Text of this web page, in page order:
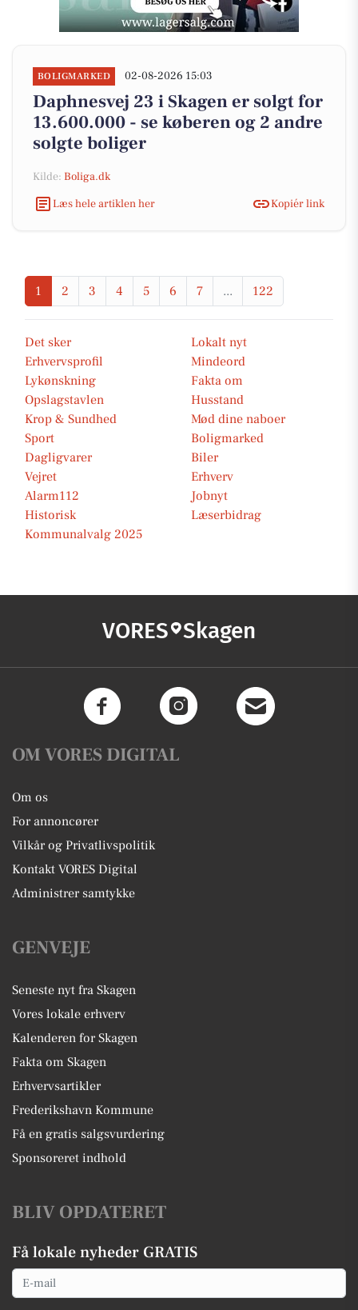
BOLIGMARKED 02-08-2026 15:03
Daphnesvej 23 i Skagen er solgt for
13.600.000 - se køberen og 2 andre
solgte boliger
Kilde: Boliga.dk
Læs hele artiklen her
Kopiér link
1 2 3 4 5 6 7 ... 122
Det sker
Lokalt nyt
Erhvervsprofil
Mindeord
Lykønskning
Fakta om
Opslagstavlen
Husstand
Krop & Sundhed
Mød dine naboer
Sport
Boligmarked
Dagligvarer
Biler
Vejret
Erhverv
Alarm112
Jobnyt
Historisk
Læserbidrag
Kommunalvalg 2025
VORES Skagen
OM VORES DIGITAL
Om os
For annoncører
Vilkår og Privatlivspolitik
Kontakt VORES Digital
Administrer samtykke
GENVEJE
Seneste nyt fra Skagen
Vores lokale erhverv
Kalenderen for Skagen
Fakta om Skagen
Erhvervsartikler
Frederikshavn Kommune
Få en gratis salgsvurdering
Sponsoreret indhold
BLIV OPDATERET
Få lokale nyheder GRATIS
Email